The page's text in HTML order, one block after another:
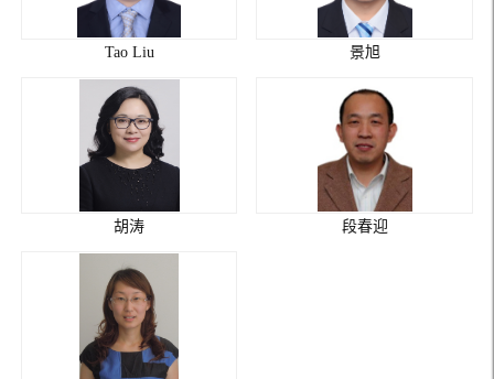
Tao Liu 景旭
胡涛 段春迎